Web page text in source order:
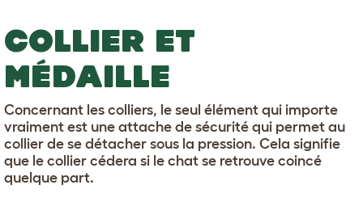
COLLIER ET
MÉDAILLE
Concernant les colliers, le seul élément qui importe
vraiment est une attache de sécurité qui permet au
collier de se détacher sous la pression. Cela signifie
que le collier cédera si le chat se retrouve coincé
quelque part.